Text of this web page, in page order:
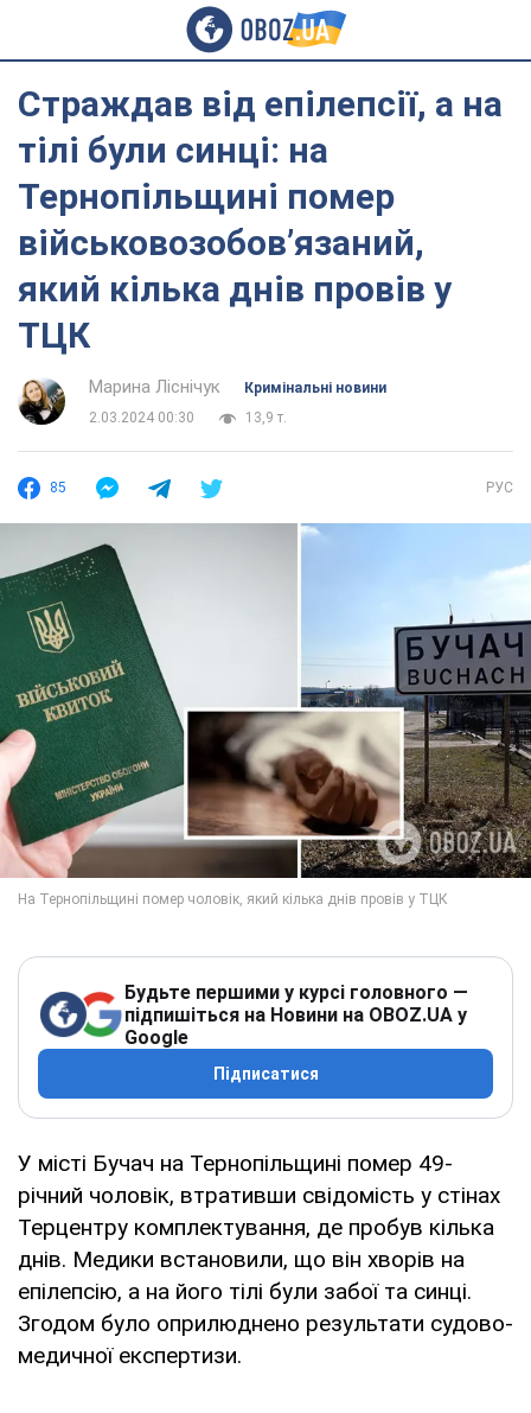
Страждав від епілепсії, а на
тілі були синці: на
Тернопільщині помер
військовозобов’язаний,
який кілька днів провів у
ТЦК
Марина Ліснічук
Кримінальні новини
2.03.2024 00:30
13,9 т.
85 РУС
Будьте першими у курсі головного —
підпишіться на Новини на OBOZ.UA у
Google
Підписатися
У місті Бучач на Тернопільщині помер 49-
річний чоловік, втративши свідомість у стінах
Терцентру комплектування, де пробув кілька
днів. Медики встановили, що він хворів на
епілепсію, а на його тілі були забої та синці.
Згодом було оприлюднено результати судово-
медичної експертизи.